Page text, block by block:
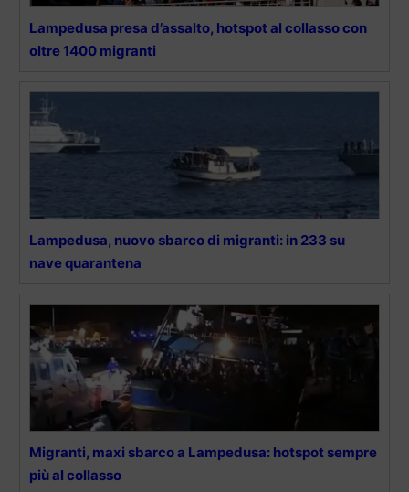
Lampedusa presa d’assalto, hotspot al collasso con
oltre 1400 migranti
Lampedusa, nuovo sbarco di migranti: in 233 su
nave quarantena
Migranti, maxi sbarco a Lampedusa: hotspot sempre
più al collasso